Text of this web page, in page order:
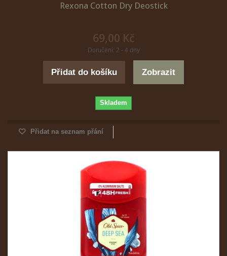
Rexona Cotton Dry Deostick
69,00 Kč
Doručení: 2 - 4 dny
Přidat do košíku Zobrazit
Skladem
Přidat na seznam přání